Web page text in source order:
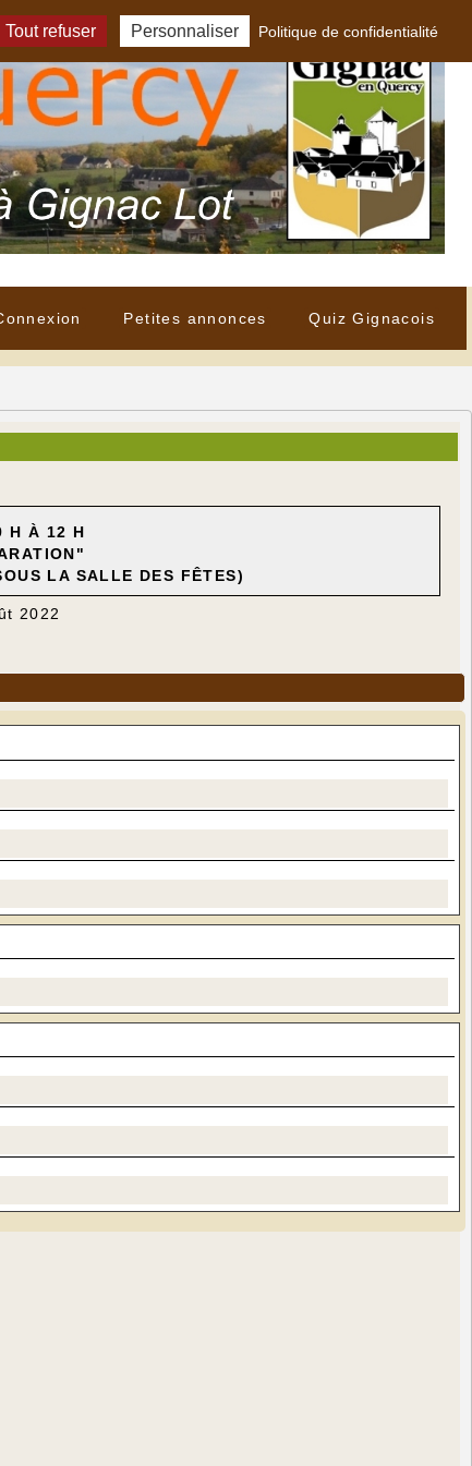
Petites annonces Quiz Gignacois
H À 12 H
LA SALLE DES FÊTES)
2022
Tout refuser Personnaliser Politique de confidentialité